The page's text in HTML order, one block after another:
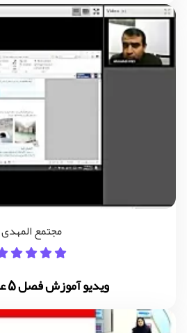
مجتمع المهدی
ویدیو آموزش فصل 5 علوم هفتم